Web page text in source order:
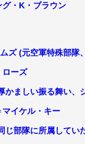
・K・ブラウン
ズ (元空軍特殊部隊
ーズ
かましい振る舞い、
イケル・キー
じ部隊に所属してい